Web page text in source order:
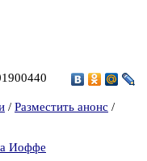
/ Разместить анонс /
Иоффе